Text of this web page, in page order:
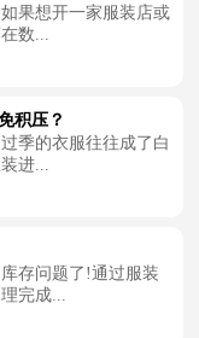
果想开一家服装店或
数...
积压？
季的衣服往往成了白
进...
存问题了!通过服装
完成...